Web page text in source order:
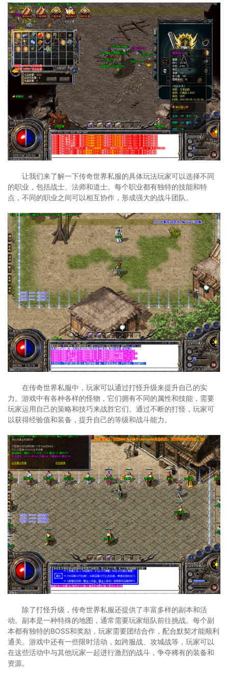
让我们来了解一下传奇世界私服的具体玩法玩家可以选择不同
的职业，包括战士、法师和道士。每个职业都有独特的技能和特
点，不同的职业之间可以相互协作，形成强大的战斗团队。
在传奇世界私服中，玩家可以通过打怪升级来提升自己的实
力。游戏中有各种各样的怪物，它们拥有不同的属性和技能，需要
玩家运用自己的策略和技巧来战胜它们。通过不断的打怪，玩家可
以获得经验值和装备，提升自己的等级和战斗能力。
除了打怪升级，传奇世界私服还提供了丰富多样的副本和活
动。副本是一种特殊的地图，通常需要玩家组队前往挑战。每个副
本都有独特的BOSS和奖励，玩家需要团结合作，配合默契才能顺利
通关。游戏中还有一些限时活动，如跨服战、攻城战等，玩家可以
在这些活动中与其他玩家一起进行激烈的战斗，争夺稀有的装备和
资源。